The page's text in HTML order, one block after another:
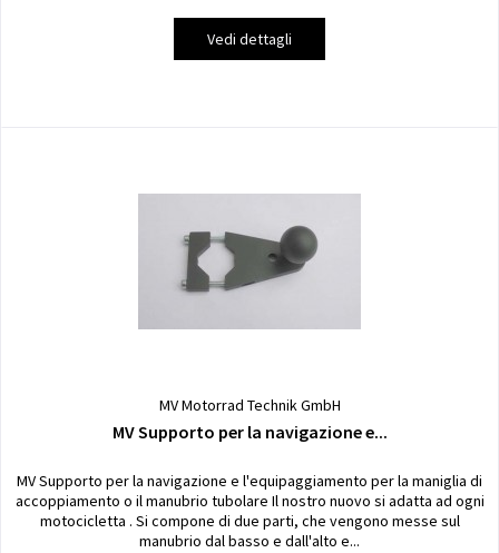
Vedi dettagli
MV Motorrad Technik GmbH
MV Supporto per la navigazione e...
MV Supporto per la navigazione e l'equipaggiamento per la maniglia di
accoppiamento o il manubrio tubolare Il nostro nuovo si adatta ad ogni
motocicletta . Si compone di due parti, che vengono messe sul
manubrio dal basso e dall'alto e...